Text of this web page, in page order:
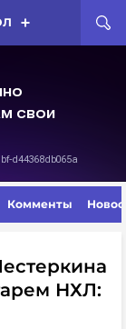
Комменты
НХЛ: